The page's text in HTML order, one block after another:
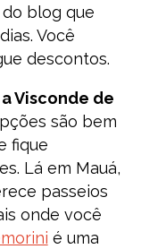
blog que
Você
descontos.
Visconde de
são bem
fique
Lá em Mauá,
passeios
onde você
é uma